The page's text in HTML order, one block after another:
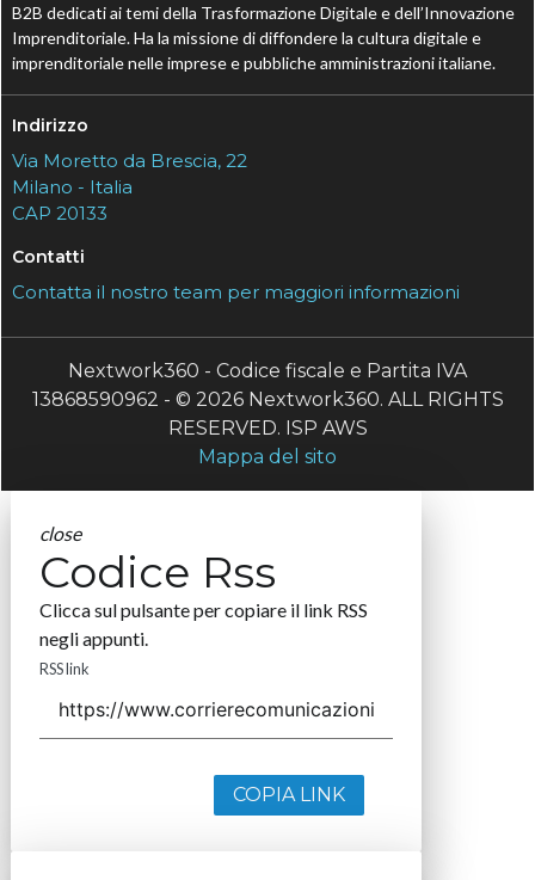
B2B dedicati ai temi della Trasformazione Digitale e dell’Innovazione
Imprenditoriale. Ha la missione di diffondere la cultura digitale e
imprenditoriale nelle imprese e pubbliche amministrazioni italiane.
Indirizzo
Via Moretto da Brescia, 22
Milano - Italia
CAP 20133
Contatti
Contatta il nostro team per maggiori informazioni
Nextwork360 - Codice fiscale e Partita IVA
13868590962 - © 2026 Nextwork360. ALL RIGHTS
RESERVED. ISP AWS
Mappa del sito
close
Codice Rss
Clicca sul pulsante per copiare il link RSS
negli appunti.
RSS link
COPIA LINK